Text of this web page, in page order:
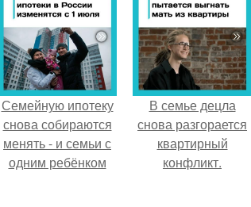
Семейную ипотеку
снова собираются
менять - и семьи с
одним ребёнком
В семье децла
снова разгорается
квартирный
конфликт.